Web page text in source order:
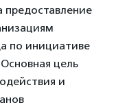
предоставление
по инициативе
цель
и